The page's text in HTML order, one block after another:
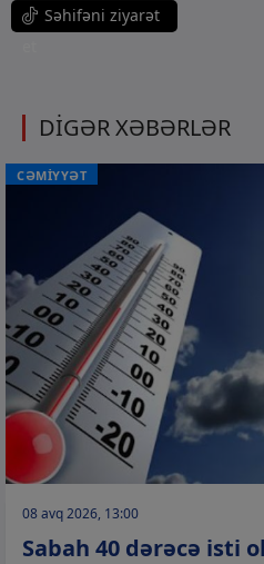
Səhifəni ziyarət
DİGƏR XƏBƏRLƏR
CƏMİYYƏT
08 avq 2026, 13:00
Sabah 40 dərəcə isti